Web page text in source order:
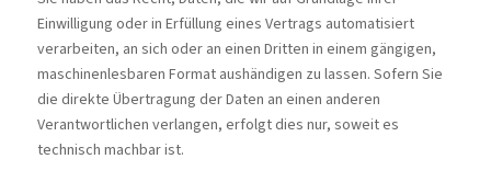
Einwilligung oder in Erfüllung eines Vertrags automatisiert
verarbeiten, an sich oder an einen Dritten in einem gängigen,
maschinenlesbaren Format aushändigen zu lassen. Sofern Sie
die direkte Übertragung der Daten an einen anderen
Verantwortlichen verlangen, erfolgt dies nur, soweit es
technisch machbar ist.